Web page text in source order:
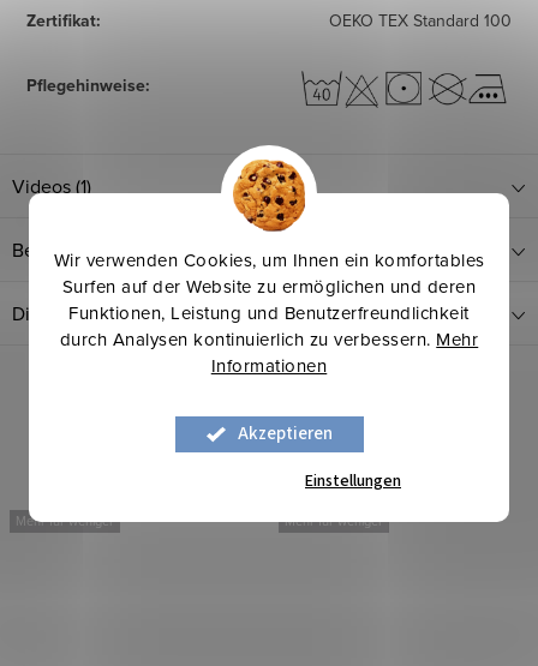
Wir verwenden Cookies, um Ihnen ein komfortables
Surfen auf der Website zu ermöglichen und deren
Funktionen, Leistung und Benutzerfreundlichkeit
durch Analysen kontinuierlich zu verbessern. Mehr
Informationen
Akzeptieren
Einstellungen
Zertifikat: OEKO TEX Standard 100
Pflegehinweise:
Videos (1)
Bewertung
Diskussion
Verwandte Produkte
Mehr für weniger Mehr für weniger